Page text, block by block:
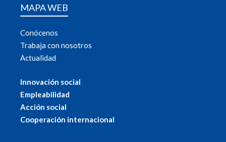
MAPA WEB
Conócenos
Trabaja con nosotros
Actualidad
Innovación social
Empleabilidad
Acción social
Cooperación internacional